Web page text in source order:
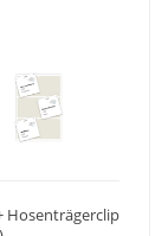
Hosenträgerclip